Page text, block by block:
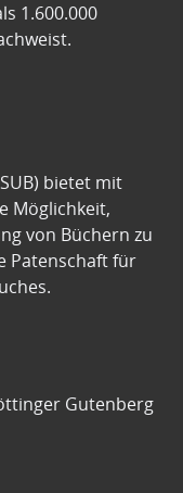
1.600.000
bietet mit
Möglichkeit,
von Büchern zu
Patenschaft für
Gutenberg